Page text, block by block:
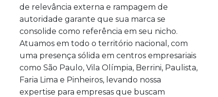
de relevância externa e rampagem de
autoridade garante que sua marca se
consolide como referência em seu nicho.
Atuamos em todo o território nacional, com
uma presença sólida em centros empresariais
como São Paulo, Vila Olímpia, Berrini, Paulista,
Faria Lima e Pinheiros, levando nossa
expertise para empresas que buscam